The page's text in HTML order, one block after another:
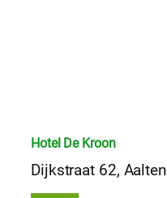
Hotel De Kroon
Dijkstraat 62, Aalten